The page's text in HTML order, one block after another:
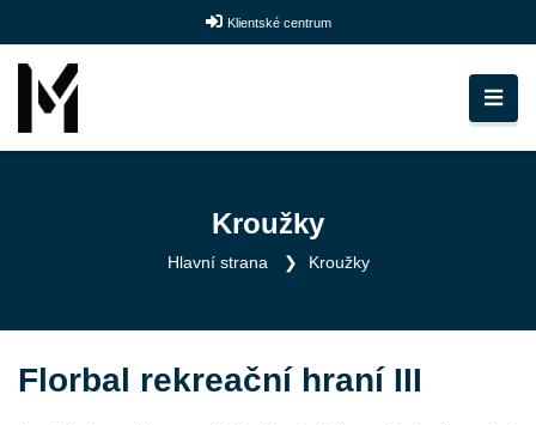
Klientské centrum
Kroužky
Hlavní strana Kroužky
Florbal rekreační hraní III